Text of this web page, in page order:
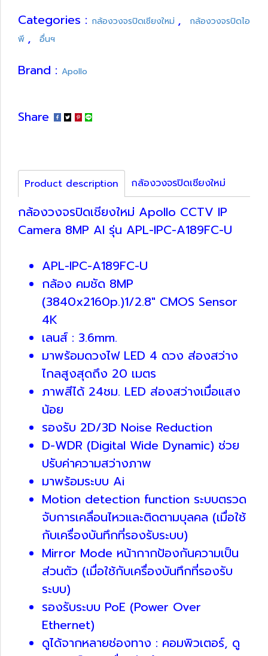
Categories : กล้องวงจรปิดเชียงใหม่ ,
กล้องวงจรปิดไอ
พี , อื่นฯ
Brand : Apollo
Share
Product description กล้องวงจรปิดเชียงใหม่
กล้องวงจรปิดเชียงใหม่ Apollo CCTV IP
Camera 8MP AI รุ่น APL-IPC-A189FC-U
APL-IPC-A189FC-U
กล้อง คมชัด 8MP
(3840x2160p.)1/2.8" CMOS Sensor
4K
เลนส์ : 3.6mm.
มาพร้อมดวงไฟ LED 4 ดวง ส่องสว่าง
ไกลสูงสุดถึง 20 เมตร
ภาพสีได้ 24ชม. LED ส่องสว่างเมื่อแสง
น้อย
รองรับ 2D/3D Noise Reduction
D-WDR (Digital Wide Dynamic) ช่วย
ปรับค่าความสว่างภาพ
มาพร้อมระบบ Ai
Motion detection function ระบบตรวด
จับการเคลื่อนไหวและติดตามบุลคล (เมื่อใช้
กับเครื่องบันทึกที่รองรับระบบ)
Mirror Mode หน้ากากป้องกันความเป็น
ส่วนตัว (เมื่อใช้กับเครื่องบันทึกที่รองรับ
ระบบ)
รองรับระบบ PoE (Power Over
Ethernet)
ดูได้จากหลายช่องทาง : คอมพิวเตอร์, ดู